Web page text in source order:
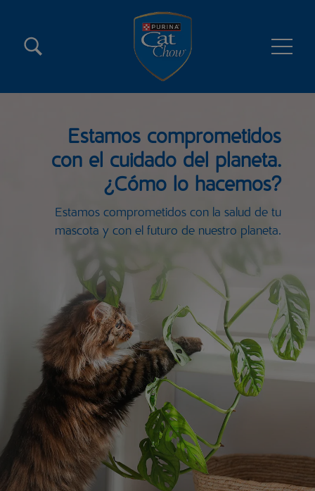
Menú secundario Cat Chow
Menú principal Cat Chow
Estamos comprometidos
con el cuidado del planeta.
¿Cómo lo hacemos?
Estamos comprometidos con la salud de tu
mascota y con el futuro de nuestro planeta.